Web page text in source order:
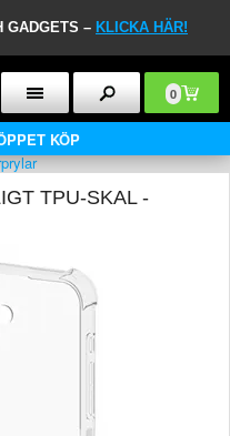
GADGETS – KLICKA HÄR!
0
KÖP
TPU-SKAL -